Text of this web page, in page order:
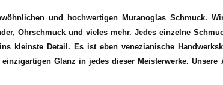
und hochwertigen Muranoglas Schmuck.
Ohrschmuck und vieles mehr. Jedes einzelne
kleinste Detail. Es ist eben venezianische
Glanz in jedes dieser Meisterwerke.